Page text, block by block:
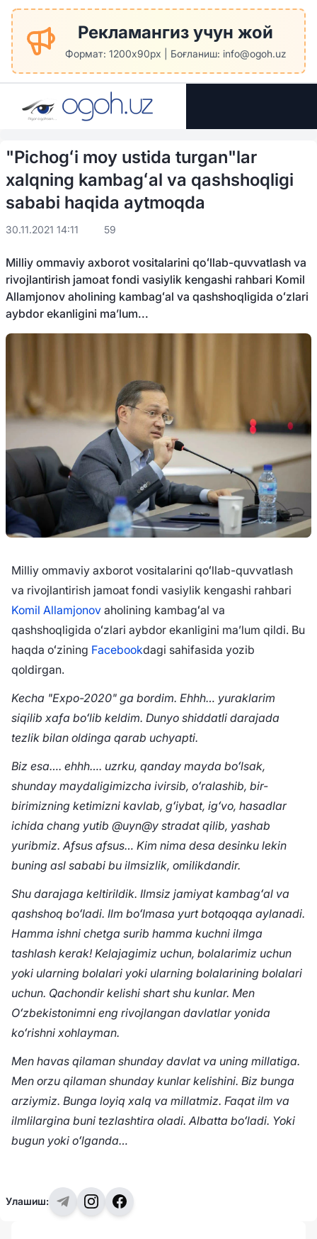
Рекламангиз учун жой
Формат: 1200x90px | Боғланиш: info@ogoh.uz
"Pichogʻi moy ustida turgan"lar
xalqning kambagʻal va qashshoqligi
sababi haqida aytmoqda
30.11.2021 14:11 59
Milliy ommaviy axborot vositalarini qoʻllab-quvvatlash va
rivojlantirish jamoat fondi vasiylik kengashi rahbari Komil
Allamjonov aholining kambagʻal va qashshoqligida oʻzlari
aybdor ekanligini maʼlum...
Milliy ommaviy axborot vositalarini qoʻllab-quvvatlash
va rivojlantirish jamoat fondi vasiylik kengashi rahbari
Komil Allamjonov aholining kambagʻal va
qashshoqligida oʻzlari aybdor ekanligini maʼlum qildi. Bu
haqda oʻzining Facebookdagi sahifasida yozib
qoldirgan.
Kecha "Expo-2020" ga bordim. Ehhh… yuraklarim
siqilib xafa boʻlib keldim. Dunyo shiddatli darajada
tezlik bilan oldinga qarab uchyapti.
Biz esa…. ehhh…. uzrku, qanday mayda boʻlsak,
shunday maydaligimizcha ivirsib, oʻralashib, bir-
birimizning ketimizni kavlab, gʻiybat, igʻvo, hasadlar
ichida chang yutib @uyn@y stradat qilib, yashab
yuribmiz. Afsus afsus… Kim nima desa desinku lekin
buning asl sababi bu ilmsizlik, omilikdandir.
Shu darajaga keltirildik. Ilmsiz jamiyat kambagʻal va
qashshoq boʻladi. Ilm boʻlmasa yurt botqoqqa aylanadi.
Hamma ishni chetga surib hamma kuchni ilmga
tashlash kerak! Kelajagimiz uchun, bolalarimiz uchun
yoki ularning bolalari yoki ularning bolalarining bolalari
uchun. Qachondir kelishi shart shu kunlar. Men
Oʻzbekistonimni eng rivojlangan davlatlar yonida
koʻrishni xohlayman.
Men havas qilaman shunday davlat va uning millatiga.
Men orzu qilaman shunday kunlar kelishini. Biz bunga
arziymiz. Bunga loyiq xalq va millatmiz. Faqat ilm va
ilmlilargina buni tezlashtira oladi. Albatta boʻladi. Yoki
bugun yoki oʻlganda…
Улашиш: